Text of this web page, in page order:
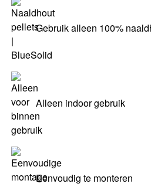
Gebruik alleen 100%
Alleen indoor gebruik
Eenvoudig te monteren